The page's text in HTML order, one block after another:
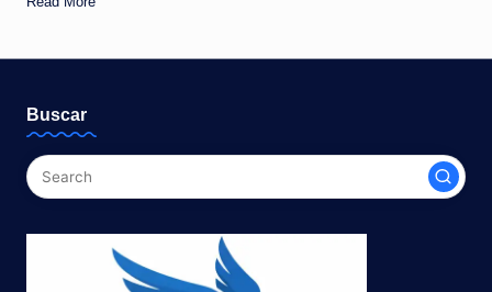
t
n
t
Buscar